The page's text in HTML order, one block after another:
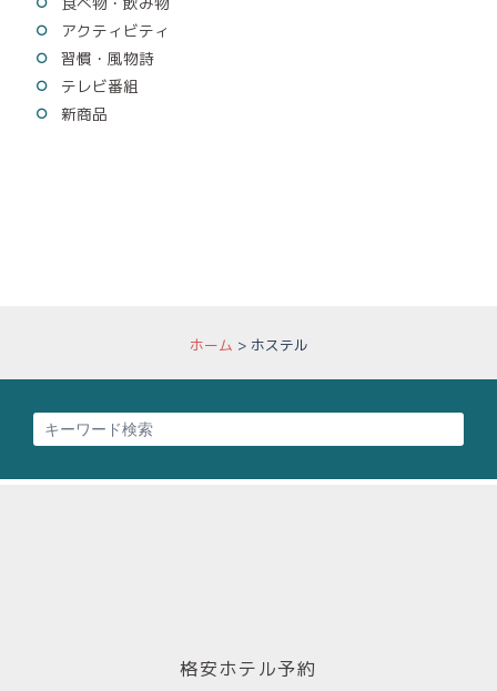
アクティビティ
習慣・風物詩
テレビ番組
新商品
ホーム > ホステル
格安ホテル予約